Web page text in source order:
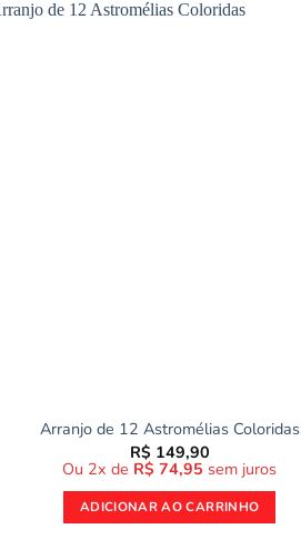
Arranjo de 12 Astromélias Coloridas
R$ 149,90
Ou 2x de R$ 74,95 sem juros
ADICIONAR AO CARRINHO